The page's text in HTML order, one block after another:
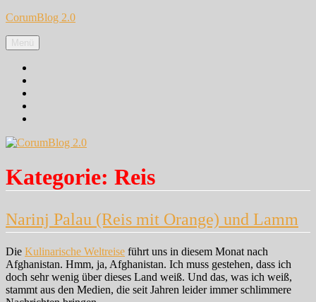
Zum
springen
CorumBlog 2.0
Menü
Kategorie: Reis
Narinj Palau (Reis mit Orange) und Lamm
Die Kulinarische Weltreise führt uns in diesem Monat nach
Afghanistan. Hmm, ja, Afghanistan. Ich muss gestehen, dass ich
doch sehr wenig über dieses Land weiß. Und das, was ich weiß,
stammt aus den Medien, die seit Jahren leider immer schlimmere